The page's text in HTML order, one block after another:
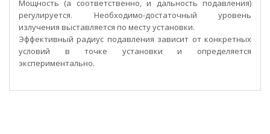
Мощность (а соответственно, и дальность подавления)
регулируется. Необходимо-достаточный уровень
излучения выставляется по месту установки.
Эффективный радиус подавления зависит от конкретных
условий в точке установки и определяется
экспериментально.